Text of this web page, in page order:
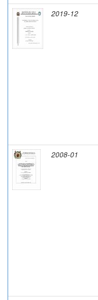
2019-12
2008-01